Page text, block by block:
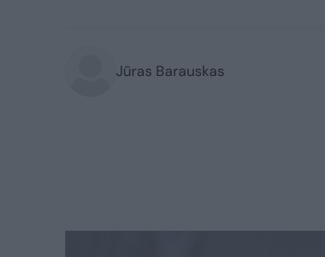
Jūras Barauskas